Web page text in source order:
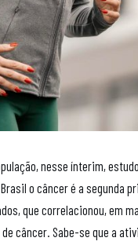
nesse ínterim,
o câncer é a segunda
que correlacionou, em
câncer. Sabe-se que a